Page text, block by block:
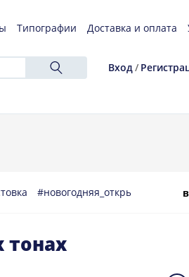
Типографии Доставка и оплата
Вход/
#новогодняя_открытка
тонах